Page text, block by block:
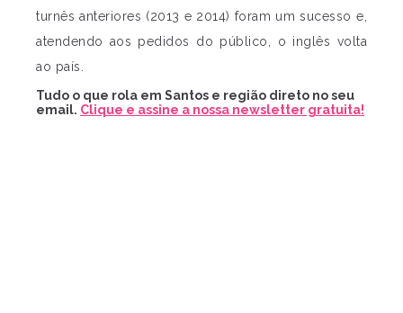
turnês anteriores (2013 e 2014) foram um sucesso e,
atendendo aos pedidos do público, o inglês volta
ao país.
Tudo o que rola em Santos e região direto no seu
email. Clique e assine a nossa newsletter gratuita!